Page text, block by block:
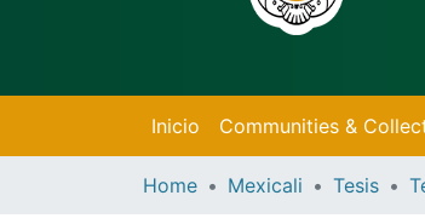
Inicio Communities &
Home Mexicali Tesis